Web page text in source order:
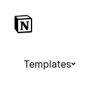
Templates